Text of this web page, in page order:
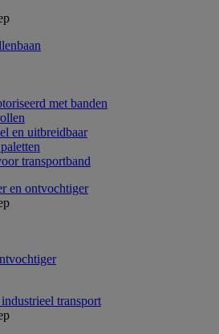
met banden
en uitbreidbaar
transportband
en ontvochtiger
transport